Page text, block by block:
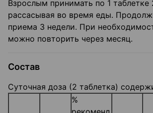
Взрослым принимать по 1 таблетке
рассасывая во время еды.
приема 3 недели. При
можно повторить через месяц.
Состав
Суточная доза (2 таблетка)
%